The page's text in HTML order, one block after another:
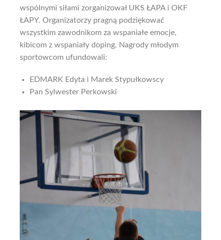
wspólnymi siłami zorganizował UKS ŁAPA i OKF
ŁAPY. Organizatorzy pragną podziękować
wszystkim zawodnikom za wspaniałe emocje,
kibicom z wspaniały doping. Nagrody młodym
sportowcom ufundowali:
EDMARK Edyta i Marek Stypułkowscy
Pan Sylwester Perkowski